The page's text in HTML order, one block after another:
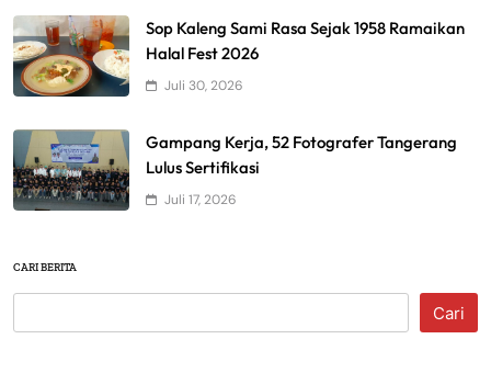
Sop Kaleng Sami Rasa Sejak 1958 Ramaikan
Halal Fest 2026
Juli 30, 2026
Gampang Kerja, 52 Fotografer Tangerang
Lulus Sertifikasi
Juli 17, 2026
CARI BERITA
Cari